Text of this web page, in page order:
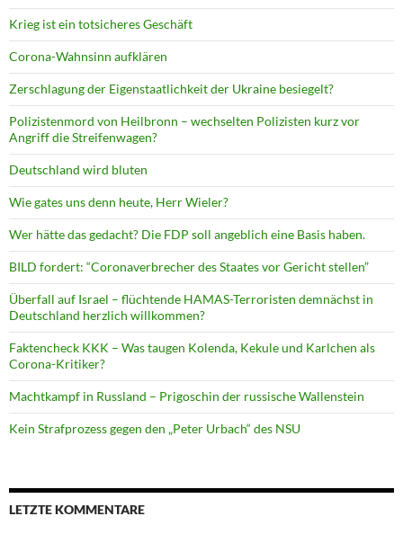
Krieg ist ein totsicheres Geschäft
Corona-Wahnsinn aufklären
Zerschlagung der Eigenstaatlichkeit der Ukraine besiegelt?
Polizistenmord von Heilbronn – wechselten Polizisten kurz vor
Angriff die Streifenwagen?
Deutschland wird bluten
Wie gates uns denn heute, Herr Wieler?
Wer hätte das gedacht? Die FDP soll angeblich eine Basis haben.
BILD fordert: “Coronaverbrecher des Staates vor Gericht stellen”
Überfall auf Israel – flüchtende HAMAS-Terroristen demnächst in
Deutschland herzlich willkommen?
Faktencheck KKK – Was taugen Kolenda, Kekule und Karlchen als
Corona-Kritiker?
Machtkampf in Russland – Prigoschin der russische Wallenstein
Kein Strafprozess gegen den „Peter Urbach“ des NSU
LETZTE KOMMENTARE